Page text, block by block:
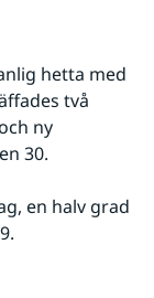
hetta med
två
ny
30.
en halv grad